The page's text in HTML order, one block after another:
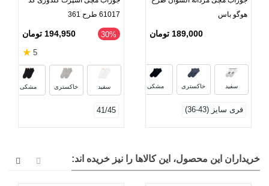
هوگو باس
189,000 تومان
سفید خاکستری مشکی
خاکستری ملانژ
فری سایز (43-36)
61017 طرح 361
‎30% 194,950 تومان
5
★
سفید خاکستری مشکی
41/45
خریداران این محصول، این کالاها را نیز خریده اند: